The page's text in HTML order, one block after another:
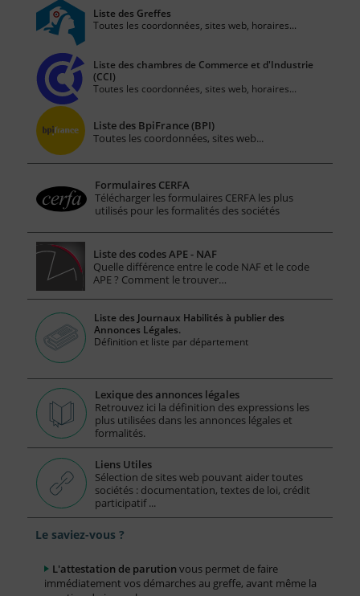
Liste des Greffes
Toutes les coordonnées, sites web, horaires...
Liste des chambres de Commerce et d'Industrie
(CCI)
Toutes les coordonnées, sites web, horaires...
Liste des BpiFrance (BPI)
Toutes les coordonnées, sites web...
Formulaires CERFA
Télécharger les formulaires CERFA les plus
utilisés pour les formalités des sociétés
Liste des codes APE - NAF
Quelle différence entre le code NAF et le code
APE ? Comment le trouver…
Liste des Journaux Habilités à publier des
Annonces Légales.
Définition et liste par département
Lexique des annonces légales
Retrouvez ici la définition des expressions les
plus utilisées dans les annonces légales et
formalités.
Liens Utiles
Sélection de sites web pouvant aider toutes
sociétés : documentation, textes de loi, crédit
participatif ...
Le saviez-vous ?
L'attestation de parution vous permet de faire
immédiatement vos démarches au greffe, avant même la